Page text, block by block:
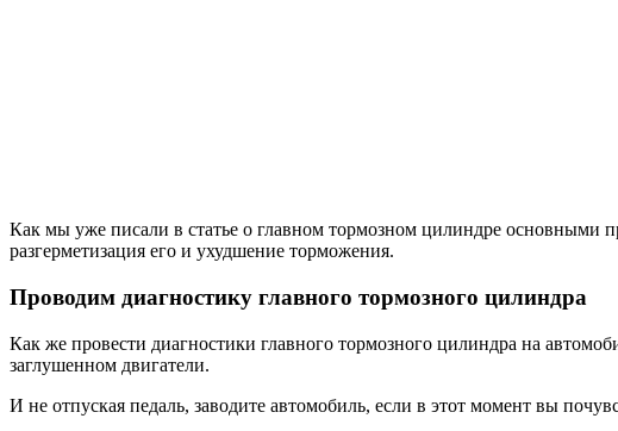
Как мы уже писали в статье о главном тормозном цилиндре основными
разгерметизация его и ухудшение торможения.
Проводим диагностику главного тормозного цилиндра
Как же провести диагностики главного тормозного цилиндра на
заглушенном двигатели.
И не отпуская педаль, заводите автомобиль, если в этот момент вы